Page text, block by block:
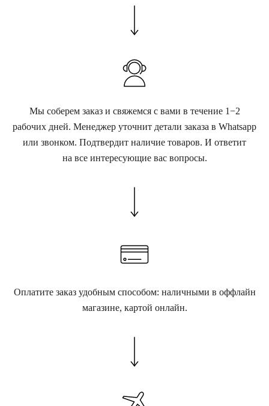
Мы соберем заказ и свяжемся с вами в течение 1−2
рабочих дней. Менеджер уточнит детали заказа в Whatsapp
или звонком. Подтвердит наличие товаров. И ответит
на все интересующие вас вопросы.
Оплатите заказ удобным способом: наличными в оффлайн
магазине, картой онлайн.